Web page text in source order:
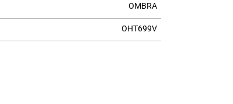
OMBRA
OHT699V